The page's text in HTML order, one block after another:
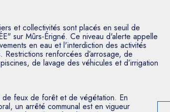
et collectivités sont placés en seuil de
sur Mûrs-Érigné. Ce niveau d'alerte appelle
en eau et l'interdiction des activités
Restrictions renforcées d’arrosage, de
de lavage des véhicules et d’irrigation
feux de forêt et de végétation. En
un arrêté communal est en vigueur